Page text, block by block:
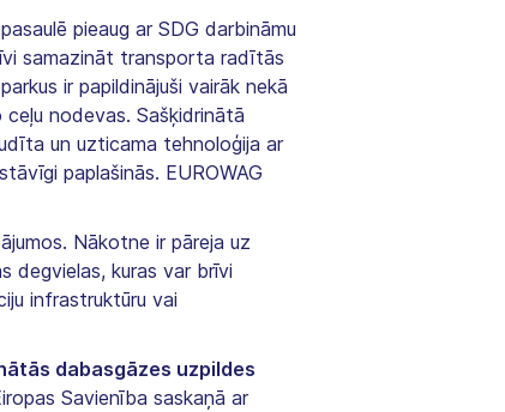
pieaug ar SDG darbināmu
samazināt transporta radītās
ir papildinājuši vairāk nekā
nodevas. Sašķidrinātā
un uzticama tehnoloģija ar
paplašinās. EUROWAG
Nākotne ir pāreja uz
degvielas, kuras var brīvi
infrastruktūru vai
dabasgāzes uzpildes
Savienība saskaņā ar